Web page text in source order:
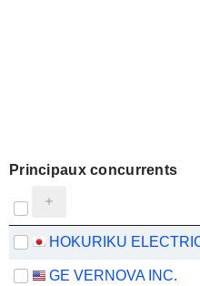
Principaux concurrents
GE VERNOVA INC.